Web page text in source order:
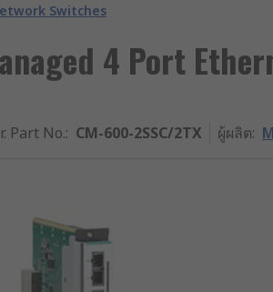
Switches
4 Port
Part No.: CM-600-2SSC/2TX ผู้ผลิต: